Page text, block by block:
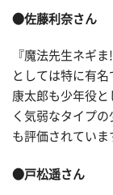
●佐藤利奈さん
『魔法先生ネギ
としては特に有
康太郎も少年役
く気弱なタイプ
も評価されていま
●戸松遥さん